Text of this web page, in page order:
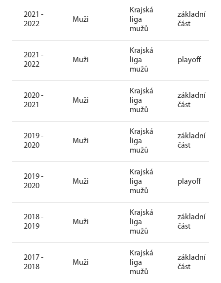
2021 -
2022
Muži
Krajská
liga
mužů
základní
část
2021 -
2022
Muži
Krajská
liga
mužů
playoff
2020 -
2021
Muži
Krajská
liga
mužů
základní
část
2019 -
2020
Muži
Krajská
liga
mužů
základní
část
2019 -
2020
Muži
Krajská
liga
mužů
playoff
2018 -
2019
Muži
Krajská
liga
mužů
základní
část
2017 -
2018
Muži
Krajská
liga
mužů
základní
část